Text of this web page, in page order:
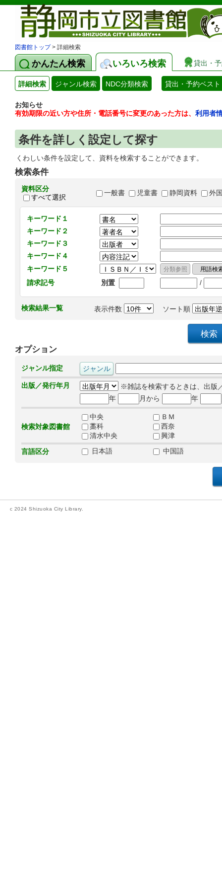
図書館トップ> 詳細検索
かんたん検索 いろいろ検索 貸出・
詳細検索 ジャンル検索 NDC分類検索 貸出・予約ベスト
お知らせ
有効期限の近い方や住所・電話番号に変更のあった方は、 利用者
条件を詳しく設定して探す
くわしい条件を設定して、資料を検索することができます。
検索条件
資料区分
すべて選択
一般書 児童書 静岡資料 外
キーワード１
キーワード２
キーワード３
キーワード４
キーワード５
請求記号
別置 /
検索結果一覧 表示件数 ソート順
オプション
ジャンル指定
出版／発行年月
※雑誌を検索するときは、出版
年
月から 年
検索対象図書館
中央
ＢＭ
藁科
西奈
清水中央
興津
言語区分
日本語 中国語
c 2024 Shizuoka City Library.